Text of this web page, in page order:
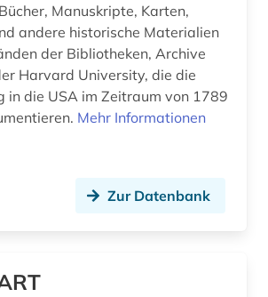
Manuskripte, Karten,
andere historische Materialien
der Bibliotheken, Archive
Harvard University, die die
in die USA im Zeitraum von 1789
Mehr Informationen
Zur Datenbank